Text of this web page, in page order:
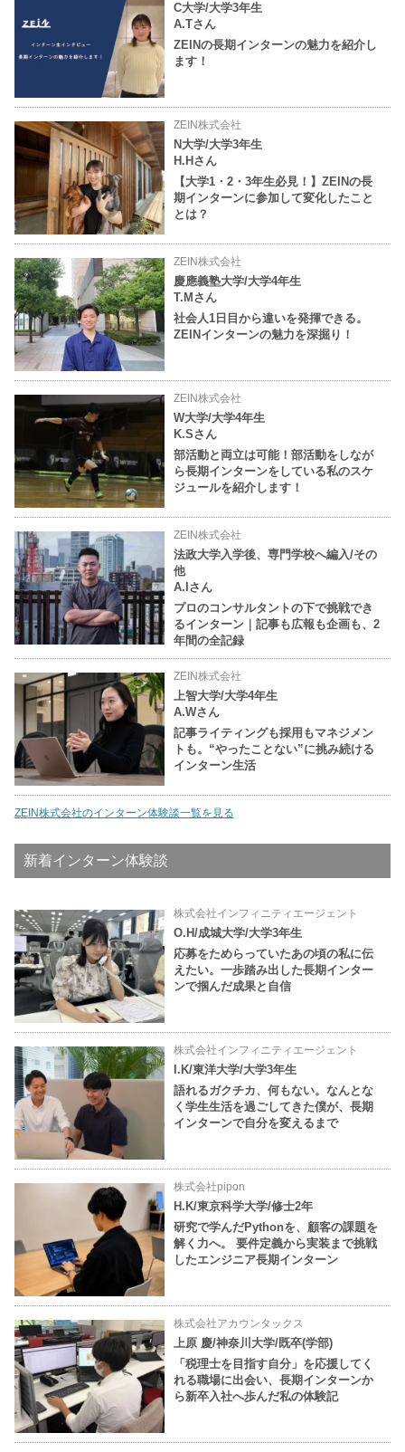
C大学/大学3年生
A.Tさん
ZEINの長期インターンの魅力を紹介し
ます！
ZEIN株式会社
N大学/大学3年生
H.Hさん
【大学1・2・3年生必見！】ZEINの長
期インターンに参加して変化したこと
とは？
ZEIN株式会社
慶應義塾大学/大学4年生
T.Mさん
社会人1日目から違いを発揮できる。
ZEINインターンの魅力を深掘り！
ZEIN株式会社
W大学/大学4年生
K.Sさん
部活動と両立は可能！部活動をしなが
ら長期インターンをしている私のスケ
ジュールを紹介します！
ZEIN株式会社
法政大学入学後、専門学校へ編入/その
他
A.Iさん
プロのコンサルタントの下で挑戦でき
るインターン｜記事も広報も企画も、2
年間の全記録
ZEIN株式会社
上智大学/大学4年生
A.Wさん
記事ライティングも採用もマネジメン
トも。“やったことない”に挑み続ける
インターン生活
ZEIN株式会社のインターン体験談一覧を見る
新着インターン体験談
株式会社インフィニティエージェント
O.H/成城大学/大学3年生
応募をためらっていたあの頃の私に伝
えたい。一歩踏み出した長期インター
ンで掴んだ成果と自信
株式会社インフィニティエージェント
I.K/東洋大学/大学3年生
語れるガクチカ、何もない。なんとな
く学生生活を過ごしてきた僕が、長期
インターンで自分を変えるまで
株式会社pipon
H.K/東京科学大学/修士2年
研究で学んだPythonを、顧客の課題を
解く力へ。 要件定義から実装まで挑戦
したエンジニア長期インターン
株式会社アカウンタックス
上原 慶/神奈川大学/既卒(学部)
「税理士を目指す自分」を応援してく
れる職場に出会い、長期インターンか
ら新卒入社へ歩んだ私の体験記